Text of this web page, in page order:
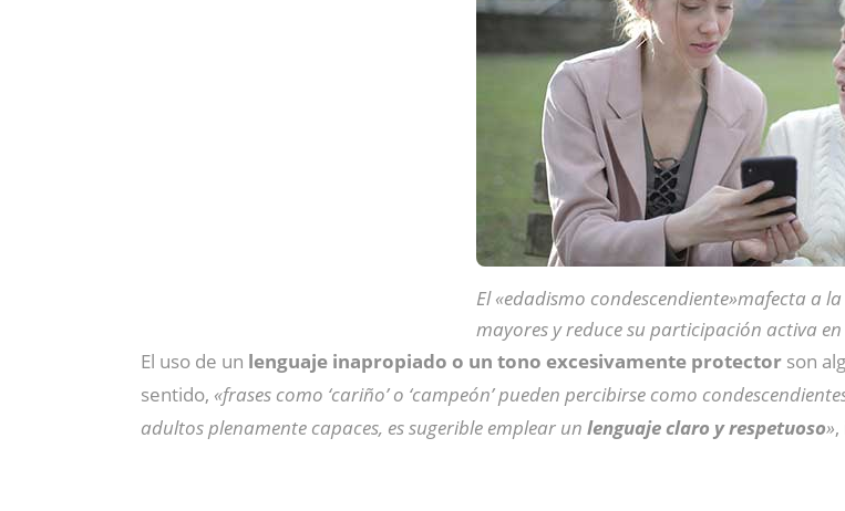
El «edadismo condescendiente»mafecta a
mayores y reduce su participación activa
El uso de un lenguaje inapropiado o un tono excesivamente protector son
sentido, «frases como ‘cariño’ o ‘campeón’ pueden percibirse como
adultos plenamente capaces, es sugerible emplear un lenguaje claro y respetuoso»